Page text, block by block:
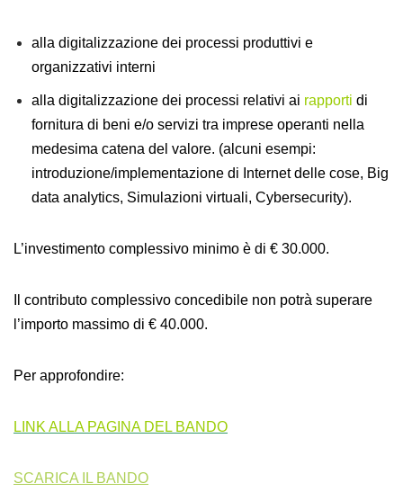
alla digitalizzazione dei processi produttivi e
organizzativi interni
alla digitalizzazione dei processi relativi ai rapporti di
fornitura di beni e/o servizi tra imprese operanti nella
medesima catena del valore. (alcuni esempi:
introduzione/implementazione di Internet delle cose, Big
data analytics, Simulazioni virtuali, Cybersecurity).
L’investimento complessivo minimo è di € 30.000.
Il contributo complessivo concedibile non potrà superare
l’importo massimo di € 40.000.
Per approfondire:
LINK ALLA PAGINA DEL BANDO
SCARICA IL BANDO